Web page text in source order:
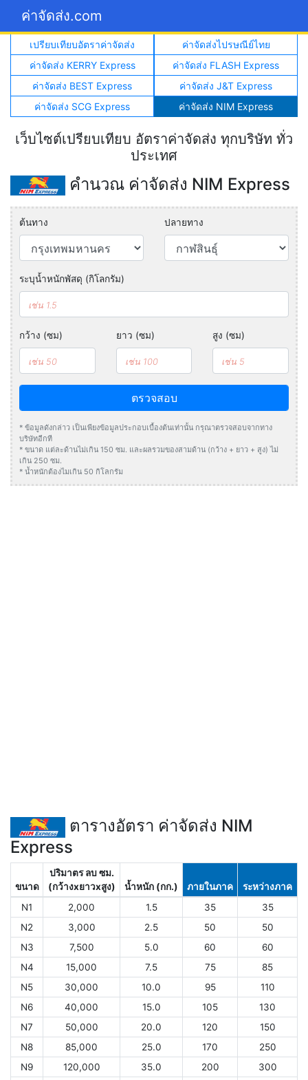
ค่าจัดส่ง.com
เปรียบเทียบอัตราค่าจัดส่ง
ค่าจัดส่งไปรษณีย์ไทย
ค่าจัดส่ง KERRY Express
ค่าจัดส่ง FLASH Express
ค่าจัดส่ง BEST Express
ค่าจัดส่ง J&T Express
ค่าจัดส่ง SCG Express
ค่าจัดส่ง NIM Express
เว็บไซต์เปรียบเทียบ อัตราค่าจัดส่ง ทุกบริษัท ทั่ว
ประเทศ
คำนวณ ค่าจัดส่ง NIM Express
ต้นทาง ปลายทาง
ระบุน้ำหนักพัสดุ (กิโลกรัม)
กว้าง (ซม) ยาว (ซม) สูง (ซม)
ตรวจสอบ
* ข้อมูลดังกล่าว เป็นเพียงข้อมูลประกอบเบื้องต้นเท่านั้น กรุณาตรวจสอบจากทาง
บริษัทอีกที
* ขนาด แต่ละด้านไม่เกิน 150 ซม. และผลรวมของสามด้าน (กว้าง + ยาว + สูง) ไม่
เกิน 250 ซม.
* น้ำหนักต้องไมเกิน 50 กิโลกรัม
ตารางอัตรา ค่าจัดส่ง NIM
Express
ขนาด
ปริมาตร ลบ ซม.
(กว้างxยาวxสูง)
น้ำหนัก (กก.) ภายในภาค
ระหว่างภาค
N1
2,000 1.5 35
35
N2
3,000 2.5 50
50
N3
7,500 5.0 60
60
N4
15,000 7.5 75
85
N5
30,000 10.0 95
110
N6
40,000 15.0 105
130
N7
50,000 20.0 120
150
N8
85,000 25.0 170
250
N9
120,000 35.0 200
300